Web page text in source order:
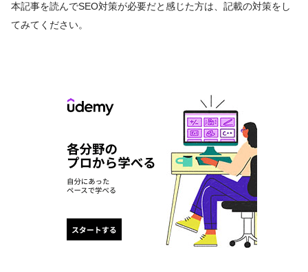
本記事を読んでSEO対策が必要だと感じた方は、記載の対策をし
てみてください。